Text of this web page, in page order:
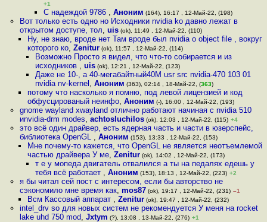
+1
С надеждой 9786 , Аноним (164), 16:17 , 12-Май-22, (198)
Вот только есть одно но Исходники nvidia ko давно лежат в
открытом доступе, тол, uis(ok), 11:49 , 12-Май-22, (110)
Ну, не знаю, вроде нет Там вроде был nvidia o object file , вокруг
которого ко, Zenitur(ok), 11:57 , 12-Май-22, (114)
Возможно Просто я видел, что что-то собирается и из
исходников ,uis (ok), 12:21 , 12-Май-22, (123)
Даже не 10-, а 40-мегабайтный40M usr src nvidia-470 103 01
nvidia nv-kernel ,Аноним (363), 02:14 , 18-Май-22, (363)
потому что насколько я помню, под левой лицензией и код
обфусцированый неинфо, Аноним (-), 16:00 , 12-Май-22, (193)
gnome wayland xwayland отлично работают начиная с nvidia 510
иnvidia-drm modes, achtosluchilos(ok), 12:03 , 12-Май-22, (115) +4
это всё один драйвер, есть ядерная часть и части в юзерспейс,
библиотека OpenGL , Аноним (153), 13:33 , 12-Май-22, (153)
Мне почему-то кажется, что OpenGL не является неотъемлемой
частью драйвера У ме, Zenitur(ok), 14:02 , 12-Май-22, (173)
т е у мопеда двигатель отвалился а ты на педалях едешь у
тебя всё работает ,Аноним (153), 18:13 , 12-Май-22, (223) +2
я бы читал сей пост с интересом, если бы авторство не
сэкономило мне время как, mos87(ok), 19:17 , 12-Май-22, (231) –1
Всм Кассовый аппарат , Zenitur(ok), 19:47 , 12-Май-22, (232)
intel_drv so для новых систем не рекомендуется У меня на rocket
lake uhd 750 mod, Jxtym (?), 13:08 , 13-Май-22, (276) +1